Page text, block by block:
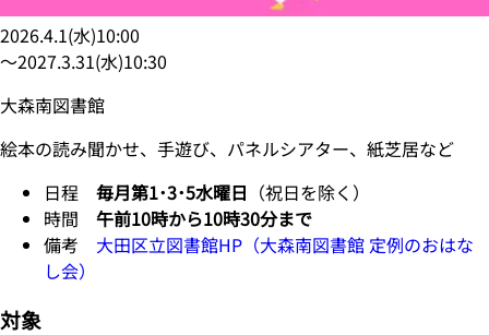
2026.4.1(水)10:00
〜2027.3.31(水)10:30
大森南図書館
絵本の読み聞かせ、手遊び、パネルシアター、紙芝居など
日程 毎月第1･3･5水曜日 （祝日を除く）
時間 午前10時から10時30分まで
備考 大田区立図書館HP（大森南図書館 定例のおはな
し会）
対象